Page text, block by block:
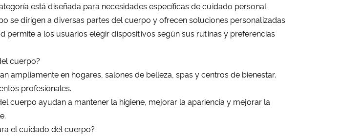
está diseñada para necesidades específicas de cuidado personal.
se dirigen a diversas partes del cuerpo y ofrecen soluciones personalizadas
permite a los usuarios elegir dispositivos según sus rutinas y preferencias
cuerpo?
en hogares, salones de belleza, spas y centros de bienestar.
profesionales.
cuerpo ayudan a mantener la higiene, mejorar la apariencia y mejorar la
el cuidado del cuerpo?